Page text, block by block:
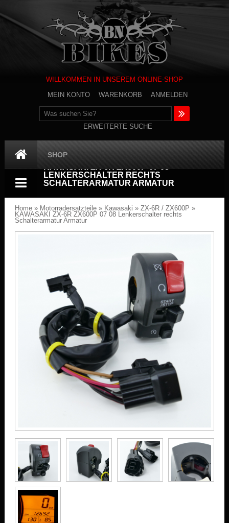
WILLKOMMEN IN UNSEREM ONLINE-SHOP
MEIN KONTO
WARENKORB ANMELDEN
ERWEITERTE SUCHE
SHOP
LENKERSCHALTER RECHTS
SCHALTERARMATUR ARMATUR
Home » Motorradersatzteile » Kawasaki » ZX-6R / ZX600P »
KAWASAKI ZX-6R ZX600P 07 08 Lenkerschalter rechts
Schalterarmatur Armatur